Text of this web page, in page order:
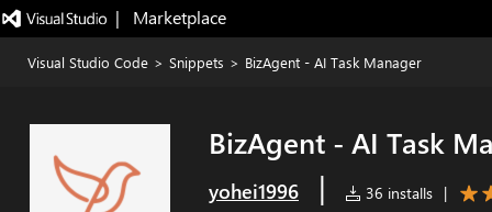
|   Marketplace
Visual Studio Code > Snippets > BizAgent - AI Task Manager
BizAgent - AI Task
yohei1996 | 36 installs |